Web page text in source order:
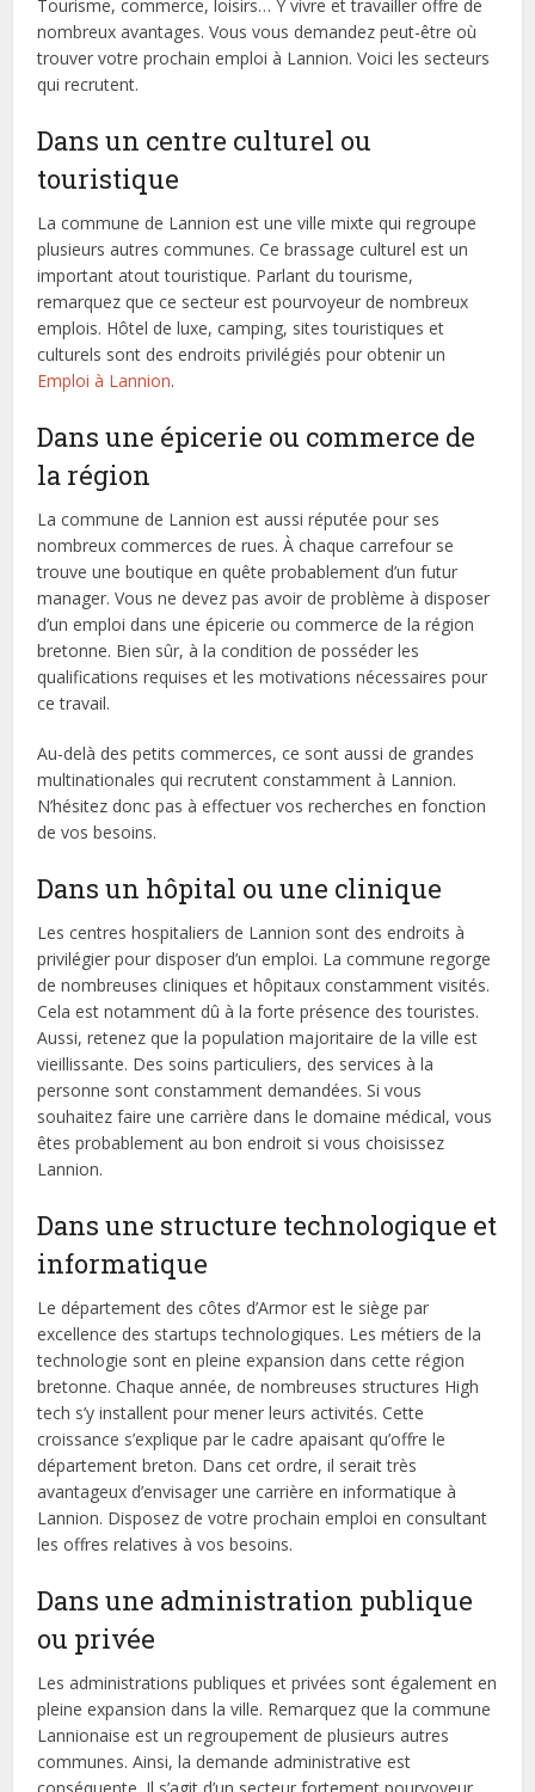
Tourisme, commerce, loisirs… Y vivre et travailler offre de
nombreux avantages. Vous vous demandez peut-être où
trouver votre prochain emploi à Lannion. Voici les secteurs
qui recrutent.
Dans un centre culturel ou
touristique
La commune de Lannion est une ville mixte qui regroupe
plusieurs autres communes. Ce brassage culturel est un
important atout touristique. Parlant du tourisme,
remarquez que ce secteur est pourvoyeur de nombreux
emplois. Hôtel de luxe, camping, sites touristiques et
culturels sont des endroits privilégiés pour obtenir un
Emploi à Lannion.
Dans une épicerie ou commerce de
la région
La commune de Lannion est aussi réputée pour ses
nombreux commerces de rues. À chaque carrefour se
trouve une boutique en quête probablement d’un futur
manager. Vous ne devez pas avoir de problème à disposer
d’un emploi dans une épicerie ou commerce de la région
bretonne. Bien sûr, à la condition de posséder les
qualifications requises et les motivations nécessaires pour
ce travail.
Au-delà des petits commerces, ce sont aussi de grandes
multinationales qui recrutent constamment à Lannion.
N’hésitez donc pas à effectuer vos recherches en fonction
de vos besoins.
Dans un hôpital ou une clinique
Les centres hospitaliers de Lannion sont des endroits à
privilégier pour disposer d’un emploi. La commune regorge
de nombreuses cliniques et hôpitaux constamment visités.
Cela est notamment dû à la forte présence des touristes.
Aussi, retenez que la population majoritaire de la ville est
vieillissante. Des soins particuliers, des services à la
personne sont constamment demandées. Si vous
souhaitez faire une carrière dans le domaine médical, vous
êtes probablement au bon endroit si vous choisissez
Lannion.
Dans une structure technologique et
informatique
Le département des côtes d’Armor est le siège par
excellence des startups technologiques. Les métiers de la
technologie sont en pleine expansion dans cette région
bretonne. Chaque année, de nombreuses structures High
tech s’y installent pour mener leurs activités. Cette
croissance s’explique par le cadre apaisant qu’offre le
département breton. Dans cet ordre, il serait très
avantageux d’envisager une carrière en informatique à
Lannion. Disposez de votre prochain emploi en consultant
les offres relatives à vos besoins.
Dans une administration publique
ou privée
Les administrations publiques et privées sont également en
pleine expansion dans la ville. Remarquez que la commune
Lannionaise est un regroupement de plusieurs autres
communes. Ainsi, la demande administrative est